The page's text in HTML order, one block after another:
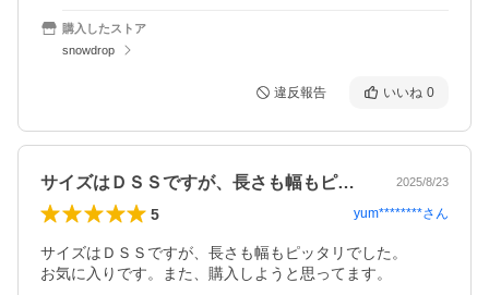
購入したストア
snowdrop
違反報告 いいね 0
サイズはＤＳＳですが、長さも幅もピッタ… 2025/8/23
5 yum********さん
サイズはＤＳＳですが、長さも幅もピッタリでした。
お気に入りです。また、購入しようと思ってます。